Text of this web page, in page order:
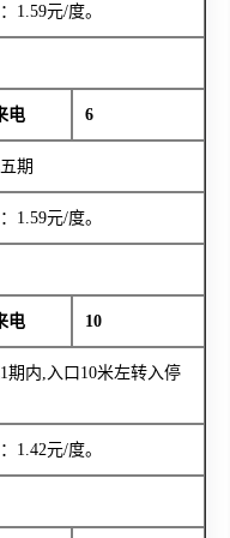
1.59元/度。
电 6
期
1.59元/度。
电 10
期内,入口10米左转入停
1.42元/度。